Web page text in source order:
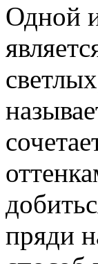
Одной
пряди